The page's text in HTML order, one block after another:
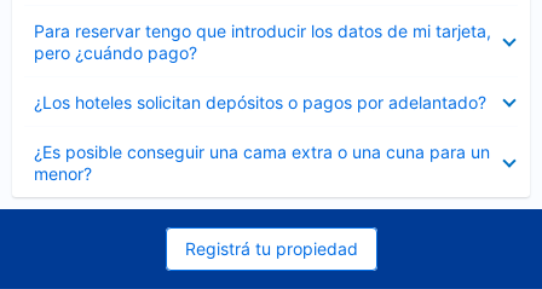
Para reservar tengo que introducir los datos de mi tarjeta,
pero ¿cuándo pago?
cerrado
¿Los hoteles solicitan depósitos o pagos por adelantado?
cerrado
¿Es posible conseguir una cama extra o una cuna para un
menor?
cerrado
Registrá tu propiedad